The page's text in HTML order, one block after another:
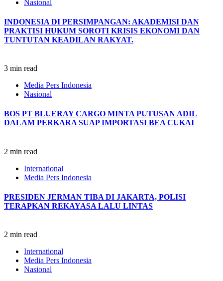
Nasional
INDONESIA DI PERSIMPANGAN: AKADEMISI DAN
PRAKTISI HUKUM SOROTI KRISIS EKONOMI DAN
TUNTUTAN KEADILAN RAKYAT.
3 min read
Media Pers Indonesia
Nasional
BOS PT BLUERAY CARGO MINTA PUTUSAN ADIL
DALAM PERKARA SUAP IMPORTASI BEA CUKAI
2 min read
International
Media Pers Indonesia
PRESIDEN JERMAN TIBA DI JAKARTA, POLISI
TERAPKAN REKAYASA LALU LINTAS
2 min read
International
Media Pers Indonesia
Nasional